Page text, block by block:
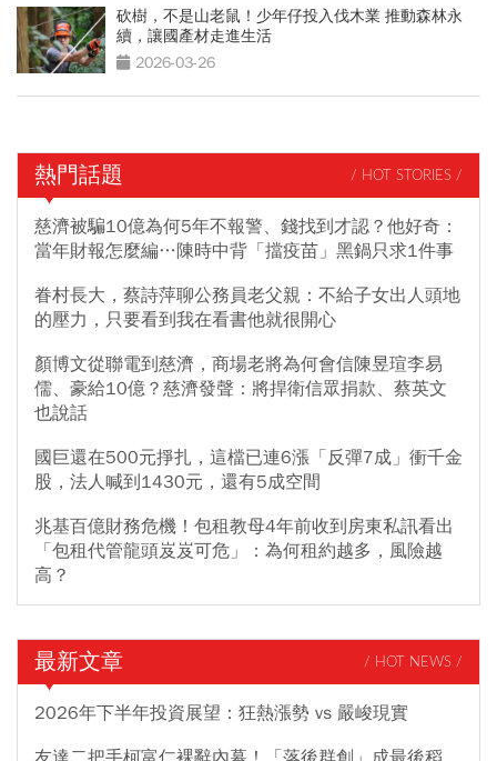
砍樹，不是山老鼠！少年仔投入伐木業 推動森林永
續，讓國產材走進生活
2026-03-26
熱門話題 / HOT STORIES /
慈濟被騙10億為何5年不報警、錢找到才認？他好奇：
當年財報怎麼編…陳時中背「擋疫苗」黑鍋只求1件事
眷村長大，蔡詩萍聊公務員老父親：不給子女出人頭地
的壓力，只要看到我在看書他就很開心
顏博文從聯電到慈濟，商場老將為何會信陳昱瑄李易
儒、豪給10億？慈濟發聲：將捍衛信眾捐款、蔡英文
也說話
國巨還在500元掙扎，這檔已連6漲「反彈7成」衝千金
股，法人喊到1430元，還有5成空間
兆基百億財務危機！包租教母4年前收到房東私訊看出
「包租代管龍頭岌岌可危」：為何租約越多，風險越
高？
最新文章 / HOT NEWS /
2026年下半年投資展望：狂熱漲勢 vs 嚴峻現實